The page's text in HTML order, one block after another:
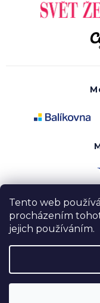
Tento web
procházením
jejich používáním.
Copyright 2020 -